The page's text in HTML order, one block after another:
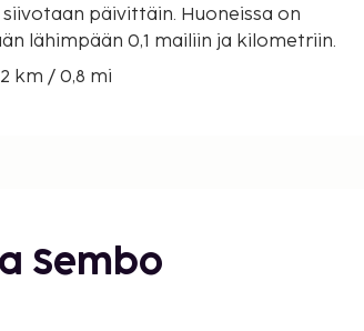
päivittäin. Huoneissa on
lähimpään 0,1 mailiin ja kilometriin.
km / 0,8 mi
Sembo